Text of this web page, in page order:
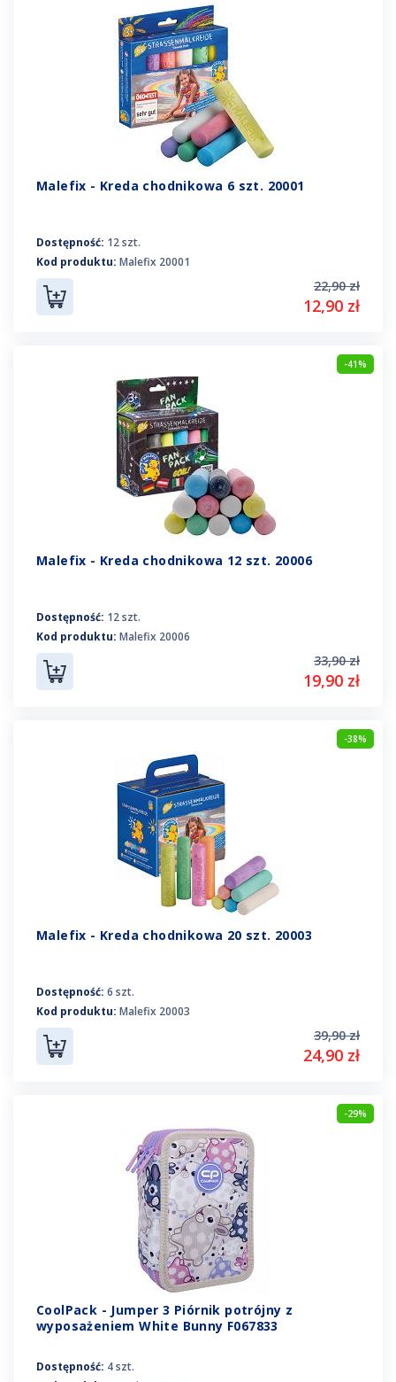
Malefix - Kreda chodnikowa 6 szt. 20001
Dostępność: 12 szt.
Kod produktu: Malefix 20001
22,90 zł
12,90 zł
-41%
Malefix - Kreda chodnikowa 12 szt. 20006
Dostępność: 12 szt.
Kod produktu: Malefix 20006
33,90 zł
19,90 zł
-38%
Malefix - Kreda chodnikowa 20 szt. 20003
Dostępność: 6 szt.
Kod produktu: Malefix 20003
39,90 zł
24,90 zł
-29%
CoolPack - Jumper 3 Piórnik potrójny z
wyposażeniem White Bunny F067833
Dostępność: 4 szt.